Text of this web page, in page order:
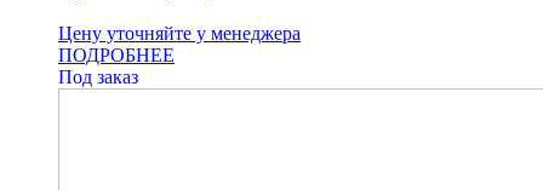
Цену уточняйте у менеджера
ПОДРОБНЕЕ
Под заказ